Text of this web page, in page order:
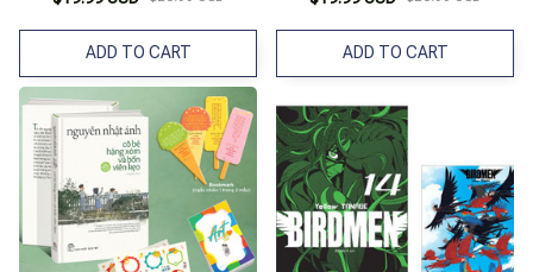
ADD TO CART ADD TO CART